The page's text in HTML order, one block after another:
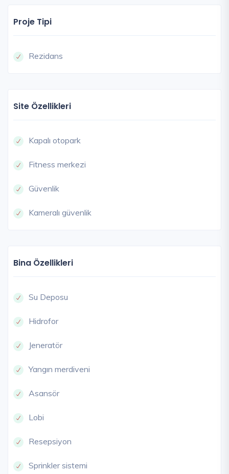
Proje Tipi
Rezidans
Site Özellikleri
Kapalı otopark
Fitness merkezi
Güvenlik
Kameralı güvenlik
Bina Özellikleri
Su Deposu
Hidrofor
Jeneratör
Yangın merdiveni
Asansör
Lobi
Resepsiyon
Sprinkler sistemi